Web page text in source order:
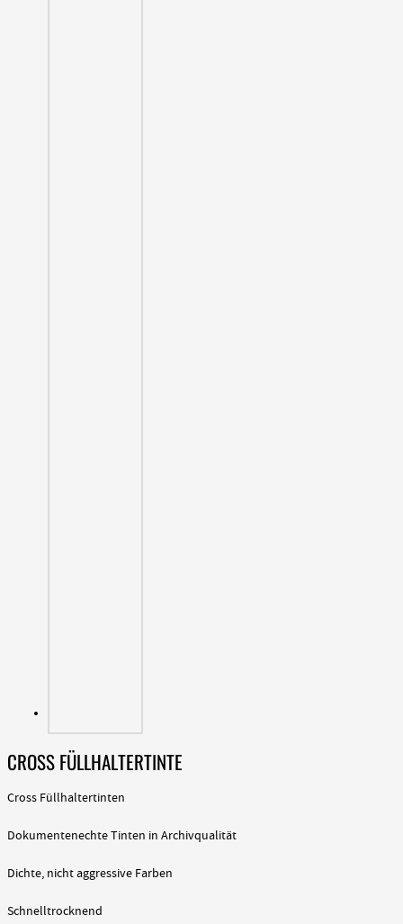
CROSS FÜLLHALTERTINTE
Cross Füllhaltertinten
Dokumentenechte Tinten in Archivqualität
Dichte, nicht aggressive Farben
Schnelltrocknend